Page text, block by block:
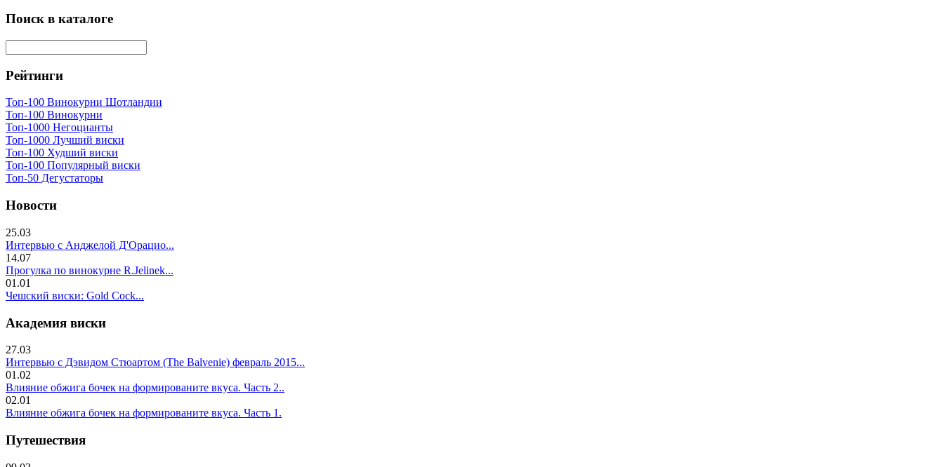
Поиск в каталоге
Рейтинги
Топ-100 Винокурни Шотландии
Топ-100 Винокурни
Топ-1000 Негоцианты
Топ-1000 Лучший виски
Топ-100 Худший виски
Топ-100 Популярный виски
Топ-50 Дегустаторы
Новости
25.03
Интервью с Анджелой Д'Орацио...
14.07
Прогулка по винокурне R.Jelinek...
01.01
Чешский виски: Gold Cock...
Академия виски
27.03
Интервью с Дэвидом Стюартом (The Balvenie) февраль 2015...
01.02
Влияние обжига бочек на формированите вкуса. Часть 2..
02.01
Влияние обжига бочек на формированите вкуса. Часть 1.
Путешествия